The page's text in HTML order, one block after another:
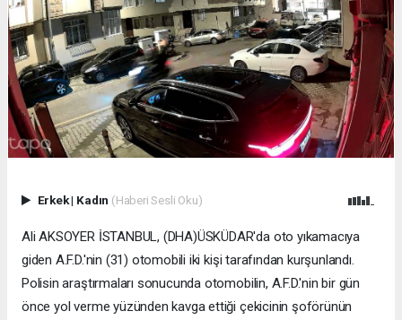
Erkek| Kadın (Haberi Sesli Oku)
Ali AKSOYER İSTANBUL, (DHA)ÜSKÜDAR'da oto yıkamacıya
giden A.F.D.'nin (31) otomobili iki kişi tarafından kurşunlandı.
Polisin araştırmaları sonucunda otomobilin, A.F.D.'nin bir gün
önce yol verme yüzünden kavga ettiği çekicinin şoförünün